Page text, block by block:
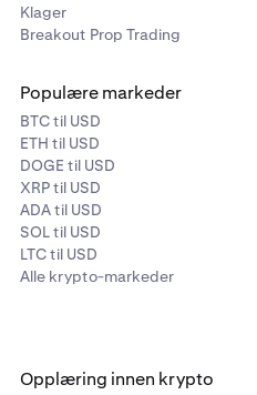
Klager
Breakout Prop Trading
Populære markeder
BTC til USD
ETH til USD
DOGE til USD
XRP til USD
ADA til USD
SOL til USD
LTC til USD
Alle krypto-markeder
Opplæring innen krypto